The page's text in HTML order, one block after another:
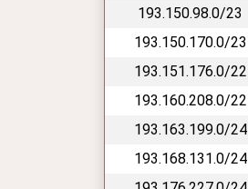
193.150.98.0/23
193.150.170.0/23
193.151.176.0/22
193.160.208.0/22
193.163.199.0/24
193.168.131.0/24